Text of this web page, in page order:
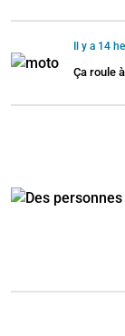
Il y a 14
Ça roule